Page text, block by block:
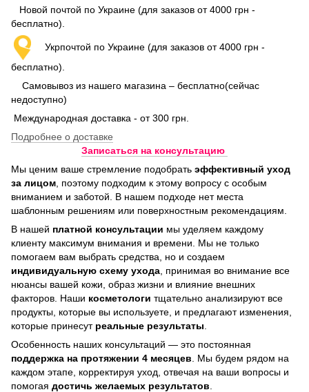
Новой почтой по Украине (для заказов от 4000 грн -
бесплатно).
Укрпочтой по Украине (для заказов от 4000 грн -
бесплатно).
Самовывоз из нашего магазина – бесплатно(сейчас
недоступно)
Международная доставка - от 300 грн.
Подробнее о доставке
Записаться на консультацию
Мы ценим ваше стремление подобрать эффективный уход
за лицом , поэтому подходим к этому вопросу с особым
вниманием и заботой. В нашем подходе нет места
шаблонным решениям или поверхностным рекомендациям.
В нашей платной консультации мы уделяем каждому
клиенту максимум внимания и времени. Мы не только
помогаем вам выбрать средства, но и создаем
индивидуальную схему ухода , принимая во внимание все
нюансы вашей кожи, образ жизни и влияние внешних
факторов. Наши косметологи тщательно анализируют все
продукты, которые вы используете, и предлагают изменения,
которые принесут реальные результаты
Особенность наших консультаций — это постоянная
поддержка на протяжении 4 месяцев . Мы будем рядом на
каждом этапе, корректируя уход, отвечая на ваши вопросы и
помогая достичь желаемых результатов